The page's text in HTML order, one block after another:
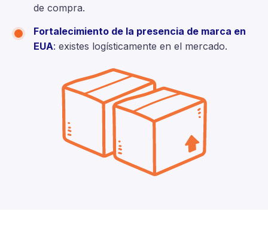
de compra.
Fortalecimiento de la presencia de marca en
EUA: existes logísticamente en el mercado.